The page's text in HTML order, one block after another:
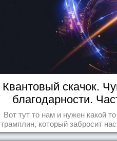
Квантовый скачок.
благодарности.
Вот тут то нам и нужен какой
трамплин, который забросит
реальность.